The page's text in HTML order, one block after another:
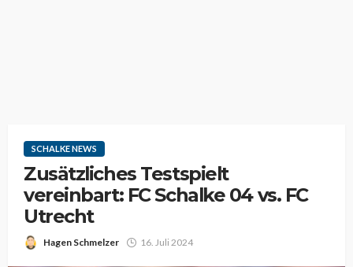
SCHALKE NEWS
Zusätzliches Testspielt
vereinbart: FC Schalke 04 vs. FC
Utrecht
Hagen Schmelzer 16. Juli 2024